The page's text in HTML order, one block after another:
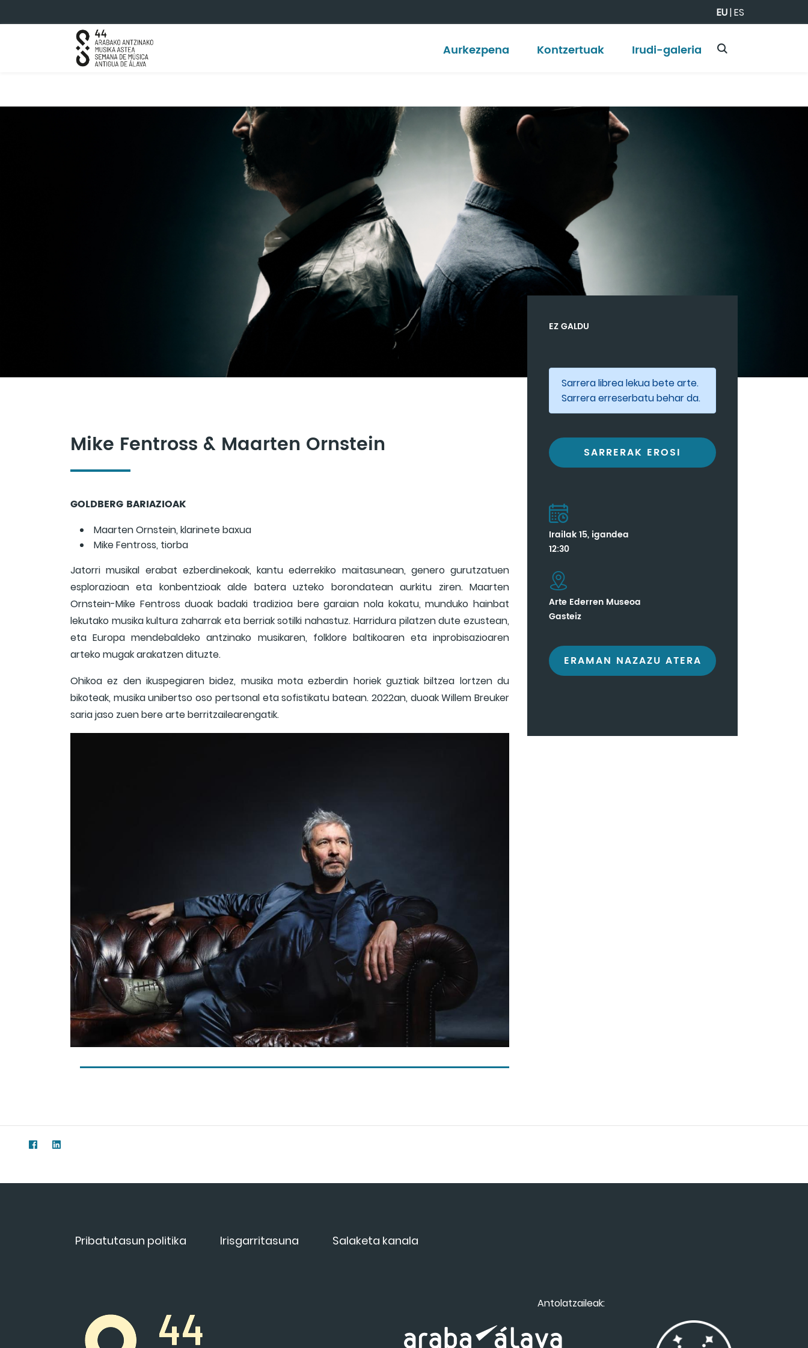
EU|ES
Aurkezpena Kontzertuak Irudi-galeria
Mike Fentross & Maarten Ornstein
GOLDBERG BARIAZIOAK
Maarten Ornstein, klarinete baxua
Mike Fentross, tiorba
Jatorri musikal erabat ezberdinekoak, kantu ederrekiko maitasunean, genero gurutzatuen
esplorazioan eta konbentzioak alde batera uzteko borondatean aurkitu ziren. Maarten
Ornstein-Mike Fentross duoak badaki tradizioa bere garaian nola kokatu, munduko hainbat
lekutako musika kultura zaharrak eta berriak sotilki nahastuz. Harridura pilatzen dute ezustean,
eta Europa mendebaldeko antzinako musikaren, folklore baltikoaren eta inprobisazioaren
arteko mugak arakatzen dituzte.
Ohikoa ez den ikuspegiaren bidez, musika mota ezberdin horiek guztiak biltzea lortzen du
bikoteak, musika unibertso oso pertsonal eta sofistikatu batean. 2022an, duoak Willem Breuker
saria jaso zuen bere arte berritzailearengatik.
EZ GALDU
Sarrera librea lekua bete arte.
Sarrera erreserbatu behar da.
SARRERAK EROSI
Irailak 15, igandea
12:30
Arte Ederren Museoa
Gasteiz
ERAMAN NAZAZU ATERA
Pribatutasun politika Irisgarritasuna Salaketa kanala
Antolatzaileak: